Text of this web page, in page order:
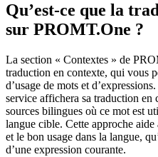
Qu’est-ce que la
sur PROMT.One ?
La section « Contextes » de
traduction en contexte, qui vous
d’usage de mots et
service affichera sa traduction en
sources bilingues où ce mot est
langue cible. Cette approche aide
et le bon usage dans la langue,
d’une expression courante.